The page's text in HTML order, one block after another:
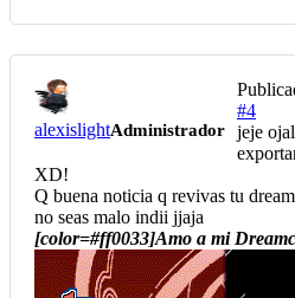
alexislightAdministrador
#4
jeje
XD!
Q buena noticia q revivas tu
no seas malo indii jjaja
[color=#ff0033]Amo a mi